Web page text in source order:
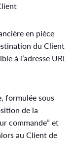
en pièce
du Client
à l’adresse URL
formulée sous
de la
commande” et
au Client de